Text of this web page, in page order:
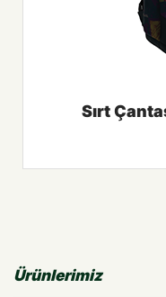
Sırt
Ürünlerimiz